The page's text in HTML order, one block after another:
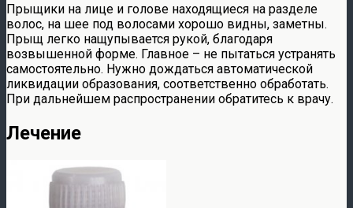
Прыщики на лице и голове находящиеся на разделе
волос, на шее под волосами хорошо видны, заметны.
Прыщ легко нащупывается рукой, благодаря
возвышенной форме. Главное – не пытаться устранять
самостоятельно. Нужно дождаться автоматической
ликвидации образования, соответственно обработать.
При дальнейшем распространении обратитесь к врачу.
Лечение